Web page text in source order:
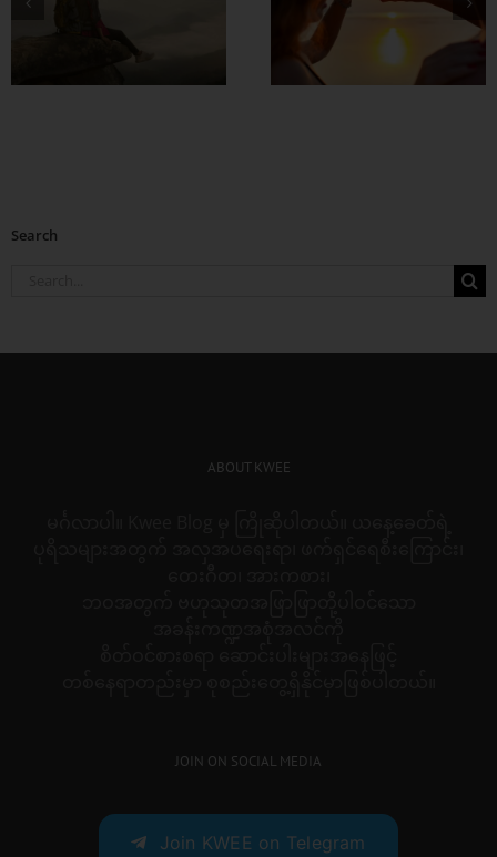
အချစ်တွေ ပိုတိုးလာ
Search
ABOUT KWEE
JOIN ON SOCIAL MEDIA
Join KWEE on Telegram